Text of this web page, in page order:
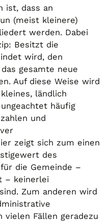
ist, dass an
(meist kleinere)
werden. Dabei
Besitzt die
wird, den
gesamte neue
Auf diese Weise wird
ländlich
häufig
und
zeigt sich zum einen
des
die Gemeinde –
– keinerlei
Zum anderen wird
vielen Fällen geradezu